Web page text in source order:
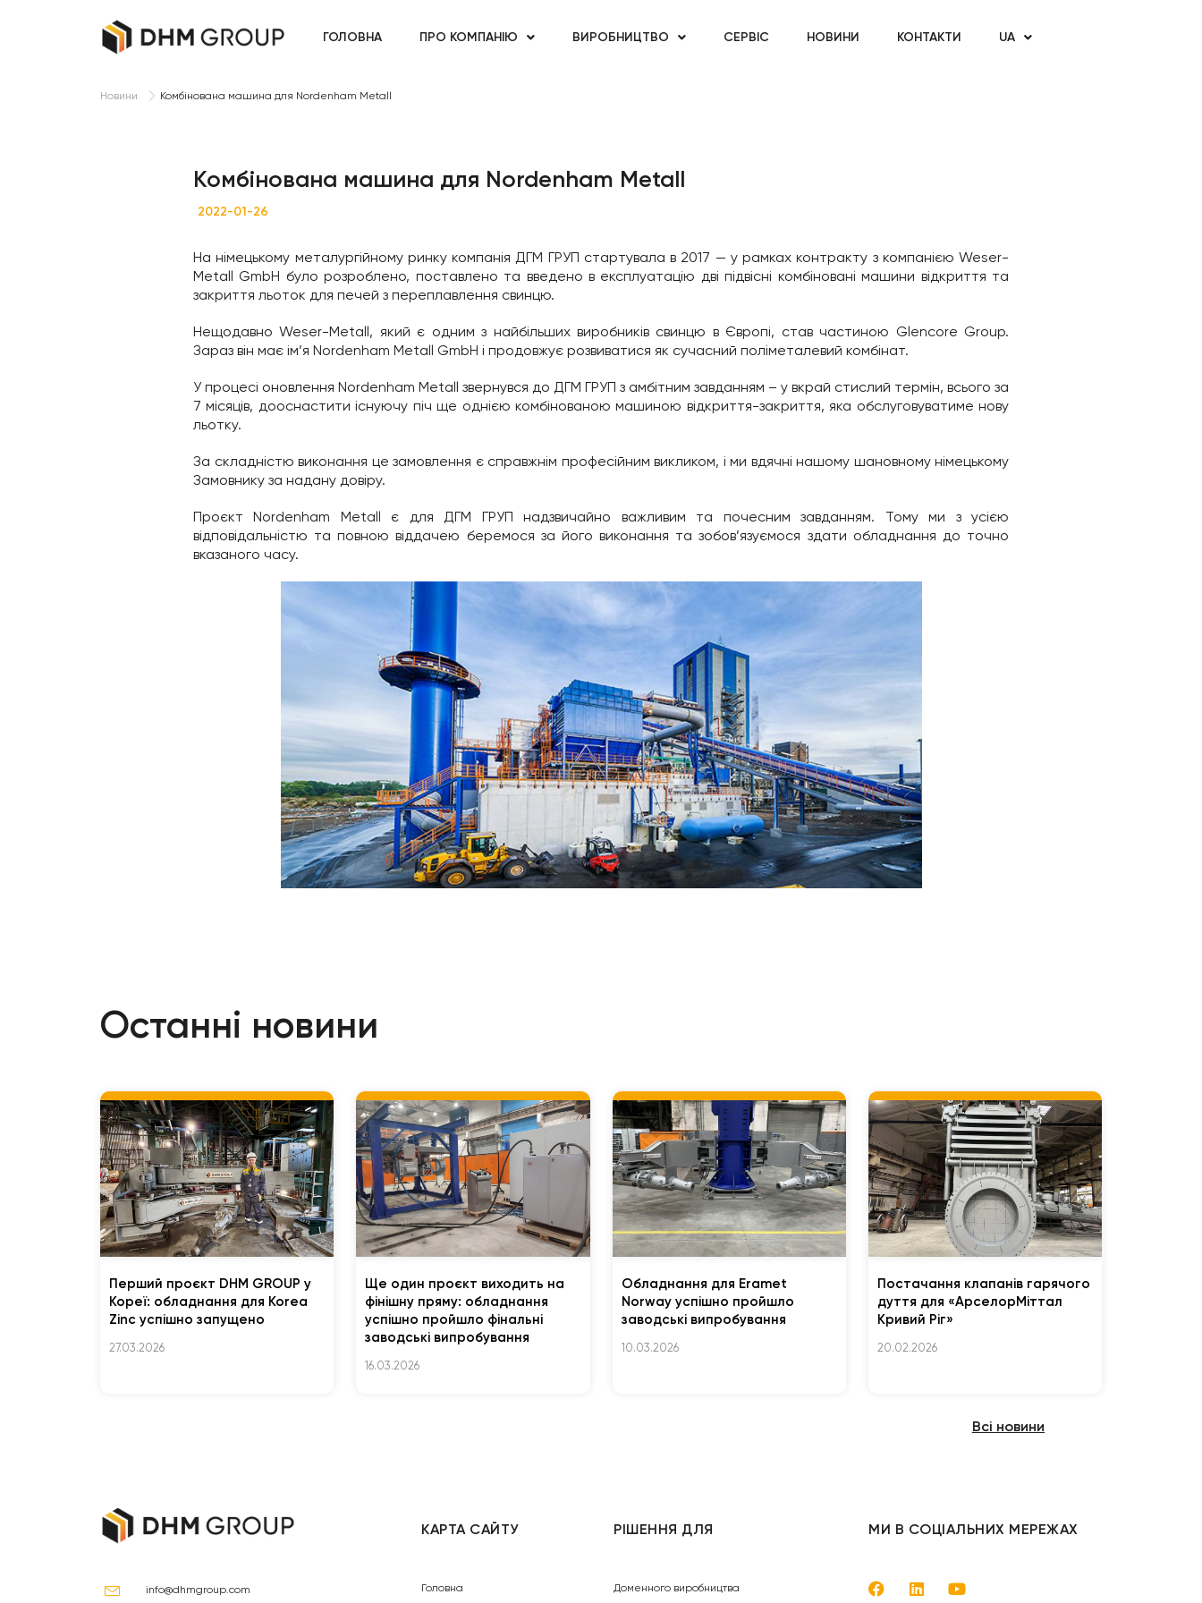
ГОЛОВНА ПРО КОМПАНІЮ ВИРОБНИЦТВО СЕРВІС НОВИНИ КОНТАКТИ UA
Новини Комбінована машина для Nordenham Metall
Комбінована машина для Nordenham Metall
2022-01-26
На німецькому металургійному ринку компанія ДГМ ГРУП стартувала в 2017 — у рамках контракту з компанією Weser-
Metall GmbH було розроблено, поставлено та введено в експлуатацію дві підвісні комбіновані машини відкриття та
закриття льоток для печей з переплавлення свинцю.
Нещодавно Weser-Metall, який є одним з найбільших виробників свинцю в Європі, став частиною Glencore Group.
Зараз він має ім’я Nordenham Metall GmbH і продовжує розвиватися як сучасний поліметалевий комбінат.
У процесі оновлення Nordenham Metall звернувся до ДГМ ГРУП з амбітним завданням – у вкрай стислий термін, всього за
7 місяців, дооснастити існуючу піч ще однією комбінованою машиною відкриття-закриття, яка обслуговуватиме нову
льотку.
За складністю виконання це замовлення є справжнім професійним викликом, і ми вдячні нашому шановному німецькому
Замовнику за надану довіру.
Проєкт Nordenham Metall є для ДГМ ГРУП надзвичайно важливим та почесним завданням. Тому ми з усією
відповідальністю та повною віддачею беремося за його виконання та зобов’язуємося здати обладнання до точно
вказаного часу.
Останні новини
Перший проєкт DHM GROUP у
Кореї: обладнання для Korea
Zinc успішно запущено
27.03.2026
Ще один проєкт виходить на
фінішну пряму: обладнання
успішно пройшло фінальні
заводські випробування
16.03.2026
Обладнання для Eramet
Norway успішно пройшло
заводські випробування
10.03.2026
Постачання клапанів гарячого
дуття для «АрселорМіттал
Кривий Ріг»
20.02.2026
Всі новини
info@dhmgroup.com
КАРТА САЙТУ
Головна
РІШЕННЯ ДЛЯ
Доменного виробництва
МИ В СОЦІАЛЬНИХ МЕРЕЖАХ